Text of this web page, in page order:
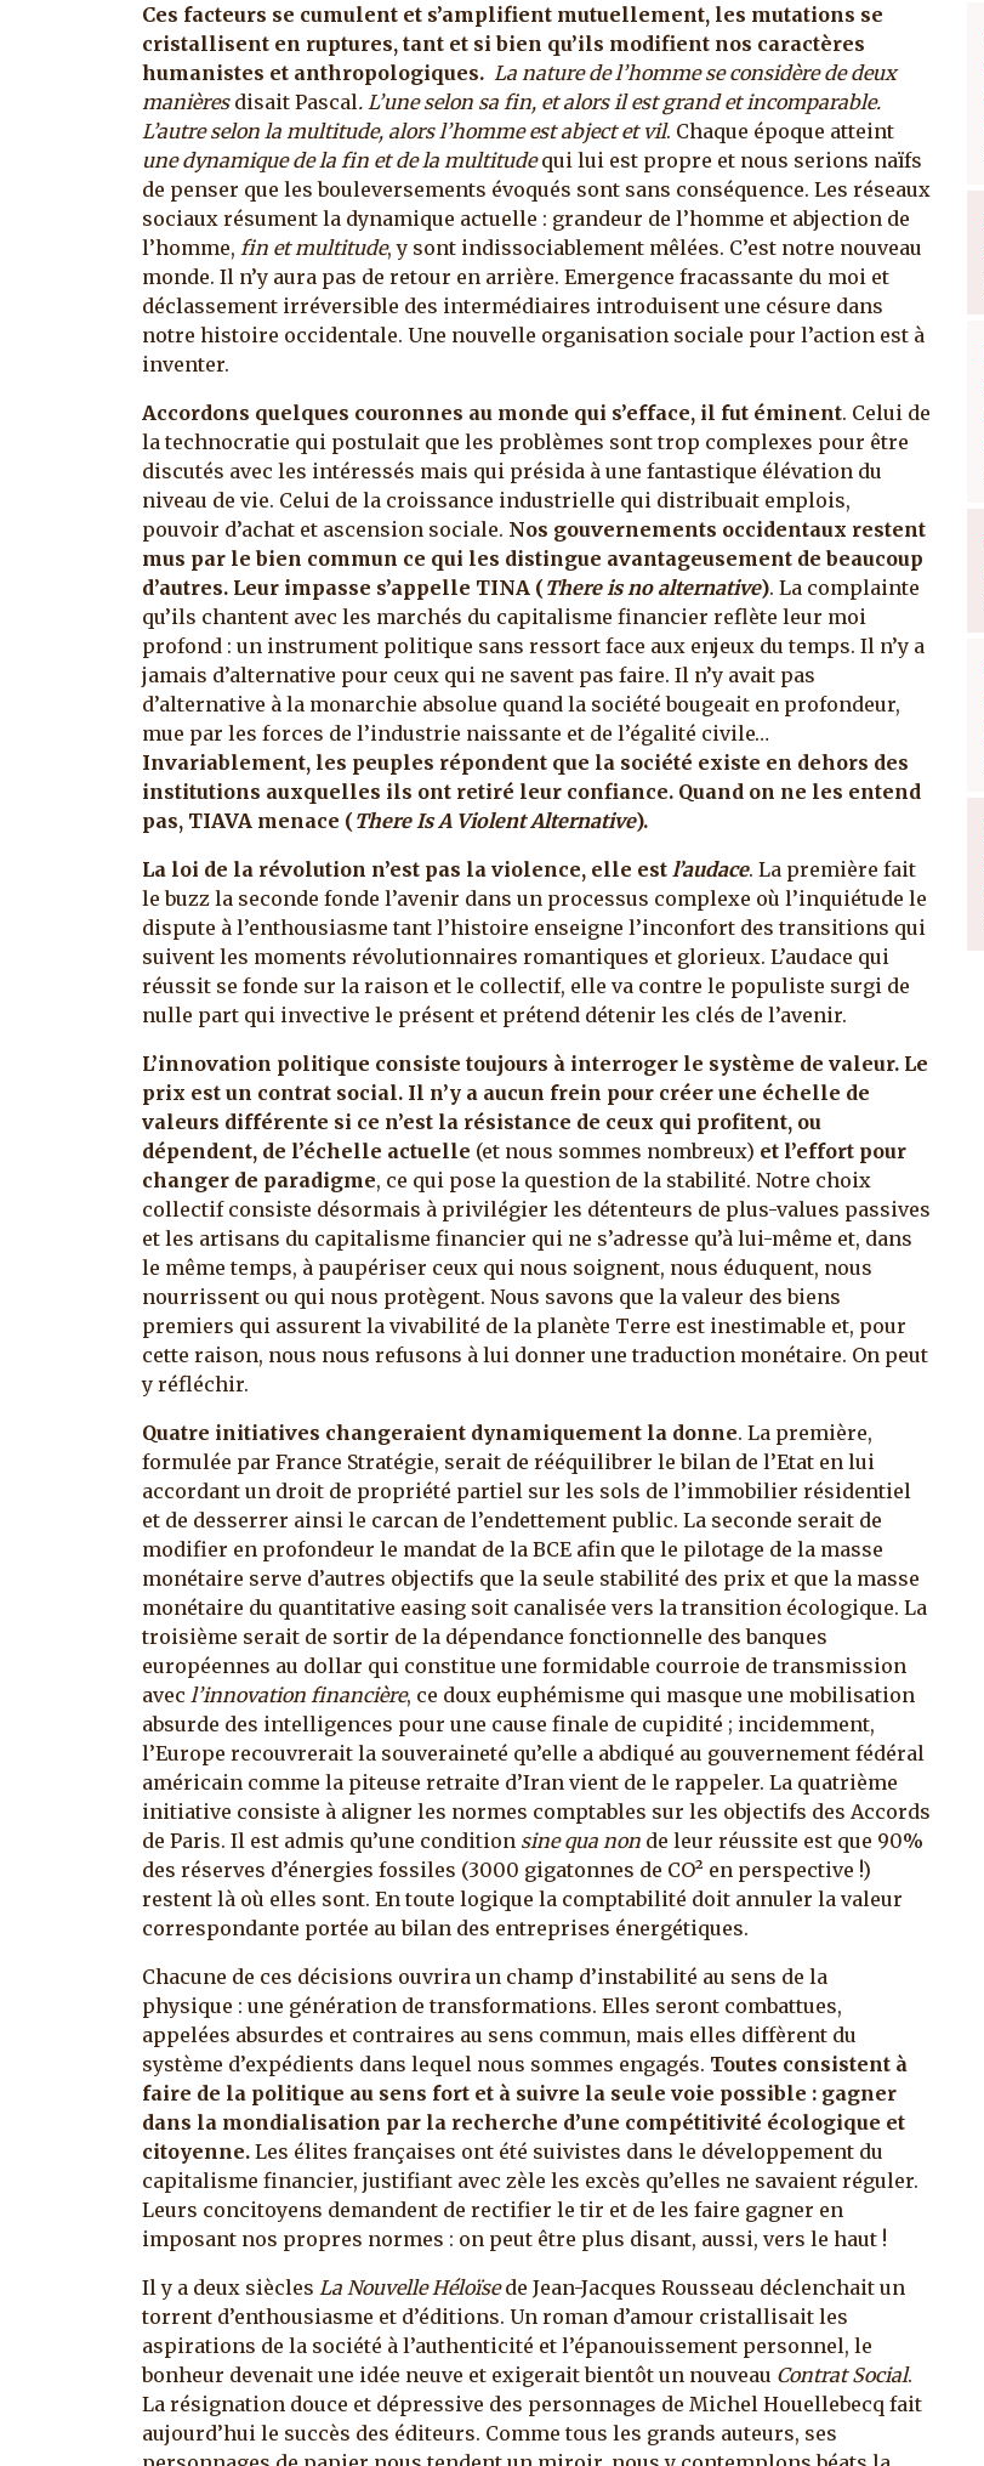
Ces facteurs se cumulent et s’amplifient mutuellement, les mutations se
cristallisent en ruptures, tant et si bien qu’ils modifient nos caractères
humanistes et anthropologiques. La nature de l’homme se considère de deux
manières disait Pascal. L’une selon sa fin, et alors il est grand et incomparable.
L’autre selon la multitude, alors l’homme est abject et vil. Chaque époque atteint
une dynamique de la fin et de la multitudequi lui est propre et nous serions naïfs
de penser que les bouleversements évoqués sont sans conséquence. Les réseaux
sociaux résument la dynamique actuelle : grandeur de l’homme et abjection de
l’homme, fin et multitude, y sont indissociablement mêlées. C’est notre nouveau
monde. Il n’y aura pas de retour en arrière. Emergence fracassante du moi et
déclassement irréversible des intermédiaires introduisent une césure dans
notre histoire occidentale. Une nouvelle organisation sociale pour l’action est à
inventer.
Accordons quelques couronnes au monde qui s’efface, il fut éminent. Celui de
la technocratie qui postulait que les problèmes sont trop complexes pour être
discutés avec les intéressés mais qui présida à une fantastique élévation du
niveau de vie. Celui de la croissance industrielle qui distribuait emplois,
pouvoir d’achat et ascension sociale. Nos gouvernements occidentaux restent
mus par le bien commun ce qui les distingue avantageusement de beaucoup
d’autres. Leur impasse s’appelle TINA (There is no alternative). La complainte
qu’ils chantent avec les marchés du capitalisme financier reflète leur moi
profond : un instrument politique sans ressort face aux enjeux du temps. Il n’y a
jamais d’alternative pour ceux qui ne savent pas faire. Il n’y avait pas
d’alternative à la monarchie absolue quand la société bougeait en profondeur,
mue par les forces de l’industrie naissante et de l’égalité civile…
Invariablement, les peuples répondent que la société existe en dehors des
institutions auxquelles ils ont retiré leur confiance. Quand on ne les entend
pas, TIAVA menace (There Is A Violent Alternative).
La loi de la révolution n’est pas la violence, elle est l’audace. La première fait
le buzz la seconde fonde l’avenir dans un processus complexe où l’inquiétude le
dispute à l’enthousiasme tant l’histoire enseigne l’inconfort des transitions qui
suivent les moments révolutionnaires romantiques et glorieux. L’audace qui
réussit se fonde sur la raison et le collectif, elle va contre le populiste surgi de
nulle part qui invective le présent et prétend détenir les clés de l’avenir.
L’innovation politique consiste toujours à interroger le système de valeur. Le
prix est un contrat social. Il n’y a aucun frein pour créer une échelle de
valeurs différente si ce n’est la résistance de ceux qui profitent, ou
dépendent, de l’échelle actuelle (et nous sommes nombreux) et l’effort pour
changer de paradigme, ce qui pose la question de la stabilité. Notre choix
collectif consiste désormais à privilégier les détenteurs de plus-values passives
et les artisans du capitalisme financier qui ne s’adresse qu’à lui-même et, dans
le même temps, à paupériser ceux qui nous soignent, nous éduquent, nous
nourrissent ou qui nous protègent. Nous savons que la valeur des biens
premiers qui assurent la vivabilité de la planète Terre est inestimable et, pour
cette raison, nous nous refusons à lui donner une traduction monétaire. On peut
y réfléchir.
Quatre initiatives changeraient dynamiquement la donne. La première,
formulée par France Stratégie, serait de rééquilibrer le bilan de l’Etat en lui
accordant un droit de propriété partiel sur les sols de l’immobilier résidentiel
et de desserrer ainsi le carcan de l’endettement public. La seconde serait de
modifier en profondeur le mandat de la BCE afin que le pilotage de la masse
monétaire serve d’autres objectifs que la seule stabilité des prix et que la masse
monétaire du quantitative easing soit canalisée vers la transition écologique. La
troisième serait de sortir de la dépendance fonctionnelle des banques
européennes au dollar qui constitue une formidable courroie de transmission
avec l’innovation financière, ce doux euphémisme qui masque une mobilisation
absurde des intelligences pour une cause finale de cupidité ; incidemment,
l’Europe recouvrerait la souveraineté qu’elle a abdiqué au gouvernement fédéral
américain comme la piteuse retraite d’Iran vient de le rappeler. La quatrième
initiative consiste à aligner les normes comptables sur les objectifs des Accords
de Paris. Il est admis qu’une condition sine qua non de leur réussite est que 90%
des réserves d’énergies fossiles (3000 gigatonnes de CO² en perspective !)
restent là où elles sont. En toute logique la comptabilité doit annuler la valeur
correspondante portée au bilan des entreprises énergétiques.
Chacune de ces décisions ouvrira un champ d’instabilité au sens de la
physique : une génération de transformations. Elles seront combattues,
appelées absurdes et contraires au sens commun, mais elles diffèrent du
système d’expédients dans lequel nous sommes engagés. Toutes consistent à
faire de la politique au sens fort et à suivre la seule voie possible : gagner
dans la mondialisation par la recherche d’une compétitivité écologique et
citoyenne. Les élites françaises ont été suivistes dans le développement du
capitalisme financier, justifiant avec zèle les excès qu’elles ne savaient réguler.
Leurs concitoyens demandent de rectifier le tir et de les faire gagner en
imposant nos propres normes : on peut être plus disant, aussi, vers le haut !
Il y a deux siècles La Nouvelle Héloïsede Jean-Jacques Rousseau déclenchait un
torrent d’enthousiasme et d’éditions. Un roman d’amour cristallisait les
aspirations de la société à l’authenticité et l’épanouissement personnel, le
bonheur devenait une idée neuve et exigerait bientôt un nouveau Contrat Social.
La résignation douce et dépressive des personnages de Michel Houellebecq fait
aujourd’hui le succès des éditeurs. Comme tous les grands auteurs, ses